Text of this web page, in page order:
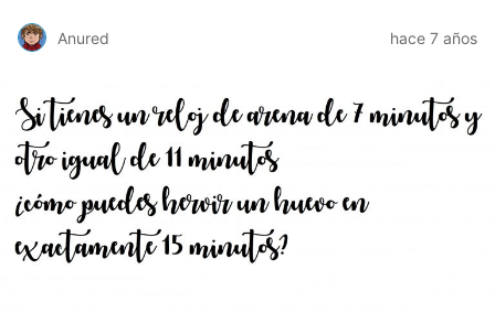
Anured hace 7 años